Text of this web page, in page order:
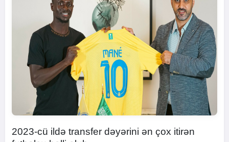
2023-cü ildə transfer dəyərini ən çox itirən